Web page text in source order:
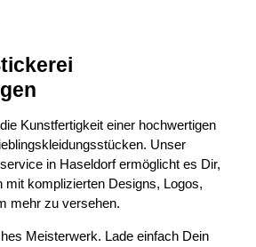
Kunstfertigkeit einer hochwertigen
Unser
in Haseldorf ermöglicht es Dir,
mit komplizierten Designs, Logos,
mehr zu versehen.
Meisterwerk. Lade einfach Dein